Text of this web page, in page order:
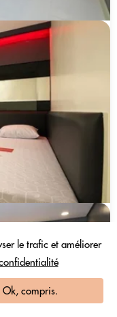
le trafic et améliorer
Ok, compris.